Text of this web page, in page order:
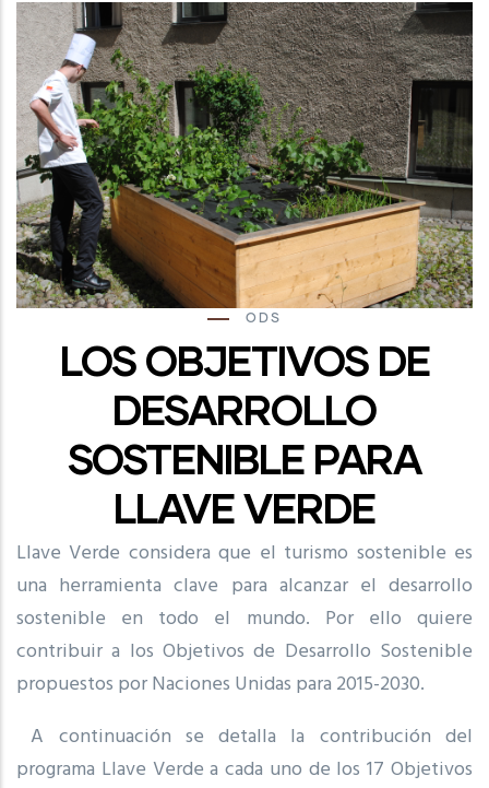
ODS
LOS OBJETIVOS DE
DESARROLLO
SOSTENIBLE PARA
LLAVE VERDE
Llave Verde considera que el turismo sostenible es
una herramienta clave para alcanzar el desarrollo
sostenible en todo el mundo. Por ello quiere
contribuir a los Objetivos de Desarrollo Sostenible
propuestos por Naciones Unidas para 2015-2030.
A continuación se detalla la contribución del
programa Llave Verde a cada uno de los 17 Objetivos